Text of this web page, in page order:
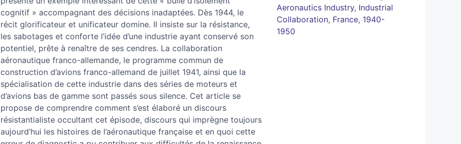
cognitif » accompagnant des décisions inadaptées. Dès 1944, le
récit glorificateur et unificateur domine. Il insiste sur la résistance,
les sabotages et conforte l’idée d’une industrie ayant conservé son
potentiel, prête à renaître de ses cendres. La collaboration
aéronautique franco-allemande, le programme commun de
construction d’avions franco-allemand de juillet 1941, ainsi que la
spécialisation de cette industrie dans des séries de moteurs et
d’avions bas de gamme sont passés sous silence. Cet article se
propose de comprendre comment s’est élaboré un discours
résistantialiste occultant cet épisode, discours qui imprègne toujours
aujourd’hui les histoires de l’aéronautique française et en quoi cette
Aeronautics Industry, Industrial
Collaboration, France, 1940-
1950